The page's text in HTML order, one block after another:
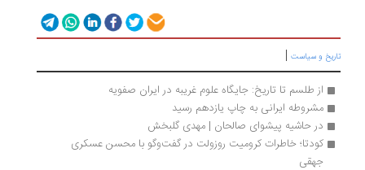
و سیاست |
از طلسم تا تاریخ: جایگاه علوم غریبه در ایران صفویه
مشروطه ایرانی به چاپ یازدهم رسید
در حاشیه پیشوای صالحان | مهدی گلبخش
کودتا؛ خاطرات کرومیت روزولت در گفت‌وگو با محسن عسکری